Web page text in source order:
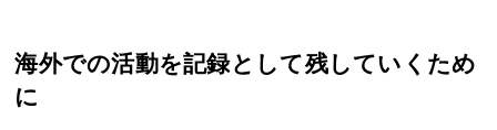
海外での活動を記録として残していくため
に